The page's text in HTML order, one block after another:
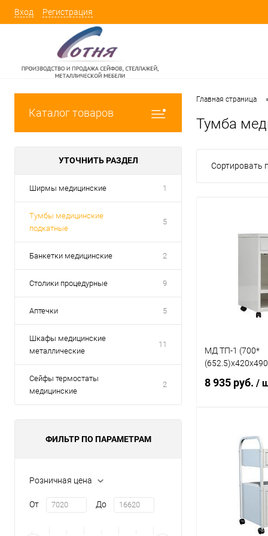
Вход Регистрация
Каталог товаров
УТОЧНИТЬ РАЗДЕЛ
Ширмы медицинские 1
Тумбы медицинские
подкатные
5
Банкетки медицинские 2
Столики процедурные 9
Аптечки 5
Шкафы медицинские
металлические
11
Сейфы термостаты
медицинские
2
ФИЛЬТР ПО ПАРАМЕТРАМ
Розничная цена
От До
Главная страница
Тумба
Сортировать
МД ТП-1 (700*
8 935 руб. /
Купить в 1
В избранное